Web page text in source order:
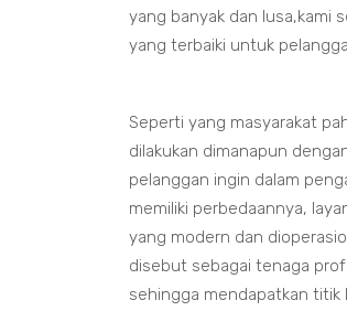
yang banyak dan lusa,kami
yang terbaiki untuk
Seperti yang masyarakat
dilakukan dimanapun
pelanggan ingin dalam
memiliki perbedaannya,
yang modern dan
disebut sebagai tenaga
sehingga mendapatkan titik